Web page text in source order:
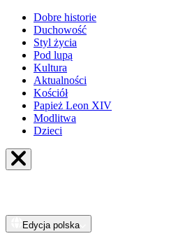
Dobre historie
Duchowość
Styl życia
Pod lupą
Kultura
Aktualności
Kościół
Papież Leon XIV
Modlitwa
Dzieci
Edycja polska